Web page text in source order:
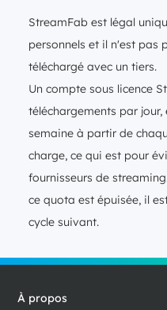
StreamFab est légal
personnels et il n'est pas
téléchargé avec un tiers.
Un compte sous licence
téléchargements par
semaine à partir de
charge, ce qui est pour
fournisseurs de
ce quota est épuisée, il
cycle suivant.
À propos